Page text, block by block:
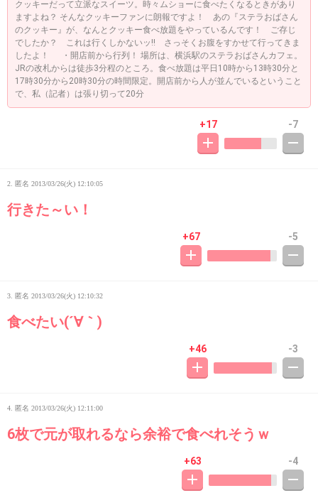
クッキーだって立派なスイーツ。時々ムショーに食べたくなるときがあり
ますよね？ そんなクッキーファンに朗報ですよ！ あの『ステラおばさん
のクッキー』が、なんとクッキー食べ放題をやっているんです！ ご存じ
でしたか？ これは行くしかないッ!! さっそくお腹をすかせて行ってきま
したよ！ ・開店前から行列！ 場所は、横浜駅のステラおばさんカフェ。
JRの改札からは徒歩3分程のところ。食べ放題は平日10時から13時30分と
17時30分から20時30分の時間限定。開店前から人が並んでいるということ
で、私（記者）は張り切って20分
+17 -7
2. 匿名 2013/03/26(火) 12:10:05
行きた～い！
+67 -5
3. 匿名 2013/03/26(火) 12:10:32
食べたい(´∀｀)
+46 -3
4. 匿名 2013/03/26(火) 12:11:00
6枚で元が取れるなら余裕で食べれそうｗ
+63 -4